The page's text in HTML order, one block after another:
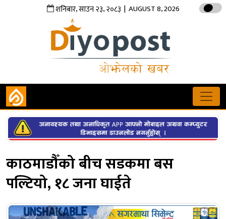
शनिबार,साउन२३,२०८३ | AUGUST 8, 2026
काठमाडौँको बीच सडकमा बस
पल्टियो, १८ जना घाईते